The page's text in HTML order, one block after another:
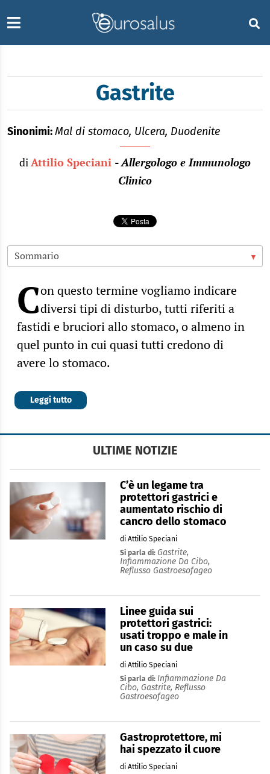
Gastrite
Sinonimi:Mal di stomaco, Ulcera, Duodenite
diAttilio Speciani - Allergologo e Immunologo
Clinico
Con questo termine vogliamo indicare
diversi tipi di disturbo, tutti riferiti a
fastidi e bruciori allo stomaco, o almeno in
quel punto in cui quasi tutti credono di
avere lo stomaco.
Leggi tutto
ULTIME NOTIZIE
C’è un legame tra
protettori gastrici e
aumentato rischio di
cancro dello stomaco
di Attilio Speciani
Si parla di: Gastrite,
Infiammazione Da Cibo,
Reflusso Gastroesofageo
Linee guida sui
protettori gastrici:
usati troppo e male in
un caso su due
di Attilio Speciani
Si parla di: Infiammazione Da
Cibo, Gastrite, Reflusso
Gastroesofageo
Gastroprotettore, mi
hai spezzato il cuore
di Attilio Speciani